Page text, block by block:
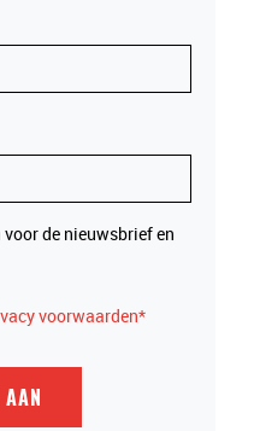
de nieuwsbrief en
voorwaarden*